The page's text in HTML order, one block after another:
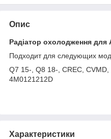
Опис
Радіатор охолодження для
Подходит для следующих
Q7 15-, Q8 18-, CREC, CVMD,
4M0121212D
Характеристики